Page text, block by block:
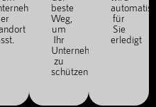
beste
Weg,
um
Ihr
Unternehmen
zu
schützen.
für
Sie
erledigt